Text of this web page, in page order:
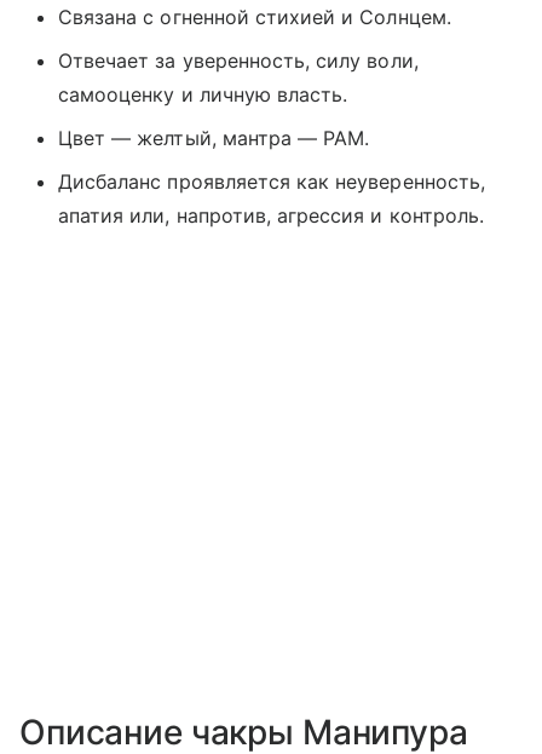
Связана с огненной стихией и Солнцем.
Отвечает за уверенность, силу воли,
самооценку и личную власть.
Цвет — желтый, мантра — РАМ.
Дисбаланс проявляется как неуверенность,
апатия или, напротив, агрессия и контроль.
Описание чакры Манипура